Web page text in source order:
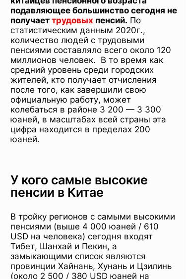
подавляющее большинство сегодня не
получает трудовых пенсий. По
статистическим данным 2020г.,
количество людей с трудовыми
пенсиями составляло всего около 120
миллионов человек. В то время как
средний уровень среди городских
жителей, кто получает отчисления
после того, как завершили свою
официальную работу, может
колебаться в районе 3 200 — 3 300
юаней, в масштабах всей страны эта
цифра находится в пределах 200
юаней.
У кого самые высокие
пенсии в Китае
В тройку регионов с самыми высокими
пенсиями (выше 4 000 юаней / 610
USD на человека) сегодня входят
Тибет, Шанхай и Пекин, а
замыкающими список являются
провинции Хайнань, Хунань и Цзилинь
(около 2 500 / 380 USD юаней на